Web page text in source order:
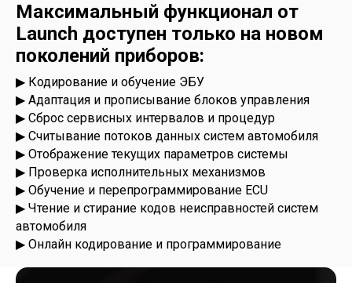
Максимальный функционал от
Launch доступен только на новом
поколений приборов:
▶ Кодирование и обучение ЭБУ
▶ Адаптация и прописывание блоков управления
▶ Сброс сервисных интервалов и процедур
▶ Считывание потоков данных систем автомобиля
▶ Отображение текущих параметров системы
▶ Проверка исполнительных механизмов
▶ Обучение и перепрограммирование ECU
▶ Чтение и стирание кодов неисправностей систем
автомобиля
▶ Онлайн кодирование и программирование